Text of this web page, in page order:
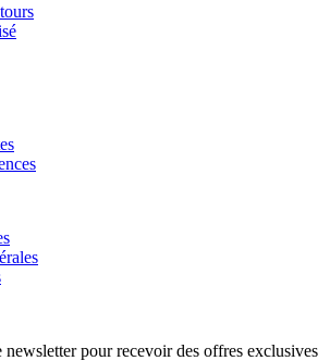
pour recevoir des offres exclusives